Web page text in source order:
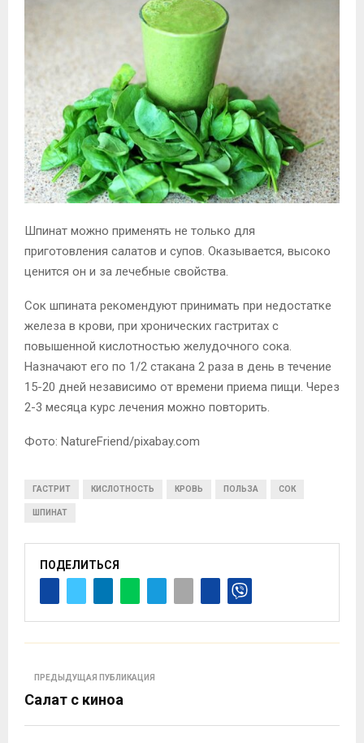
Шпинат можно применять не только для
приготовления салатов и супов. Оказывается, высоко
ценится он и за лечебные свойства.
Сок шпината рекомендуют принимать при недостатке
железа в крови, при хронических гастритах с
повышенной кислотностью желудочного сока.
Назначают его по 1/2 стакана 2 раза в день в течение
15-20 дней независимо от времени приема пищи. Через
2-3 месяца курс лечения можно повторить.
Фото: NatureFriend/рixabay.com
ГАСТРИТ КИСЛОТНОСТЬ КРОВЬ ПОЛЬЗА СОК
ШПИНАТ
ПОДЕЛИТЬСЯ
ПРЕДЫДУЩАЯ ПУБЛИКАЦИЯ
Салат с киноа